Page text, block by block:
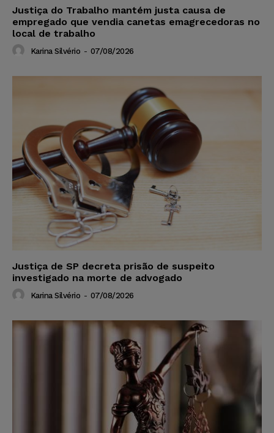
Justiça do Trabalho mantém justa causa de
empregado que vendia canetas emagrecedoras no
local de trabalho
Karina Silvério - 07/08/2026
Justiça de SP decreta prisão de suspeito
investigado na morte de advogado
Karina Silvério - 07/08/2026